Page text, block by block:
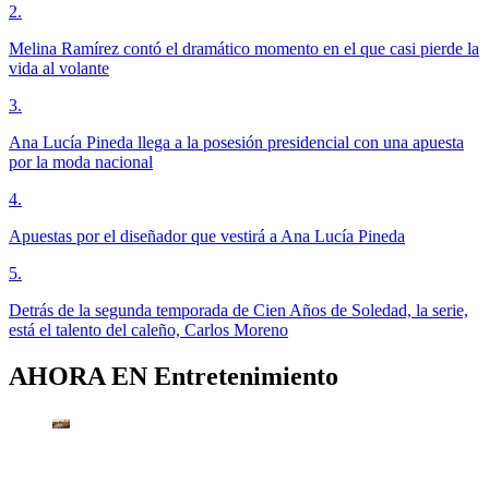
2.
Melina Ramírez contó el dramático momento en el que casi pierde la
vida al volante
3.
Ana Lucía Pineda llega a la posesión presidencial con una apuesta
por la moda nacional
4.
Apuestas por el diseñador que vestirá a Ana Lucía Pineda
5.
Detrás de la segunda temporada de Cien Años de Soledad, la serie,
está el talento del caleño, Carlos Moreno
AHORA EN Entretenimiento